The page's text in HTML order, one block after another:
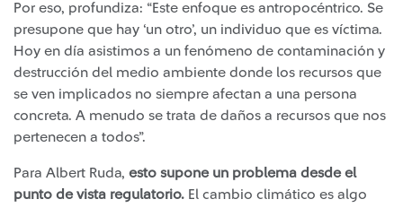
Por eso, profundiza: “Este enfoque es antropocéntrico. Se
presupone que hay ‘un otro’, un individuo que es víctima.
Hoy en día asistimos a un fenómeno de contaminación y
destrucción del medio ambiente donde los recursos que
se ven implicados no siempre afectan a una persona
concreta. A menudo se trata de daños a recursos que nos
pertenecen a todos”.
Para Albert Ruda, esto supone un problema desde el
punto de vista regulatorio. El cambio climático es algo